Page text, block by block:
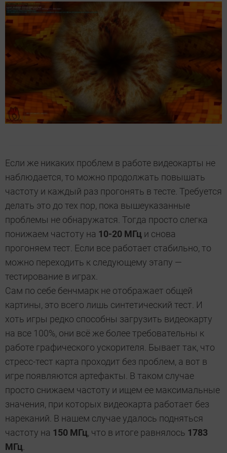
Если же никаких проблем в работе видеокарты не
наблюдается, то можно продолжать повышать
частоту и каждый раз прогонять в тесте. Требуется
делать это до тех пор, пока вышеуказанные
проблемы не обнаружатся. Тогда просто слегка
понижаем частоту на 10-20 МГц и снова
прогоняем тест. Если все работает стабильно, то
можно переходить к следующему этапу —
тестирование в играх.
Сам по себе бенчмарк не отображает общей
картины, это всего лишь синтетический тест. И
хоть игры редко способны загрузить видеокарту
на все 100%, они всё же более требовательны к
работе графического ускорителя. Бывает так, что
стресс-тест карта проходит без проблем, а вот в
игре появляются артефакты. В таком случае
просто снижаем частоту и ищем ее максимальные
значения, при которых видеокарта работает без
нареканий. В нашем случае удалось подняться
частоту на 150 МГц, что в итоге равнялось 1783
МГц